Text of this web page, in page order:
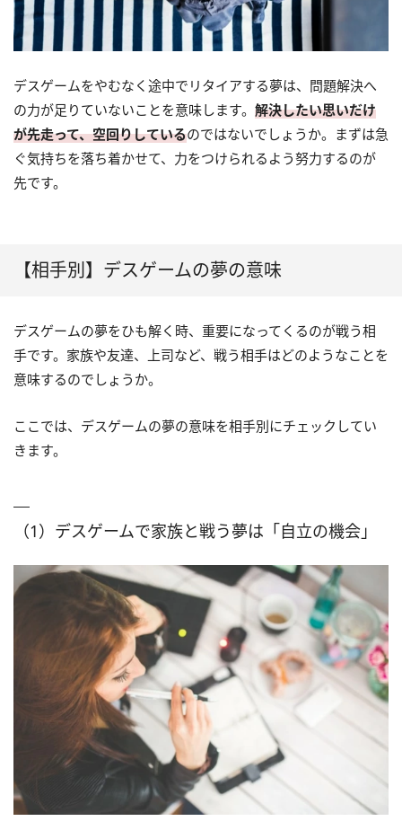
デスゲームをやむなく途中でリタイアする夢は、問題解決へ
の力が足りていないことを意味します。 解決したい思いだけ
が先走って、空回りしているのではないでしょうか。まずは急
ぐ気持ちを落ち着かせて、力をつけられるよう努力するのが
先です。
【相手別】デスゲームの夢の意味
デスゲームの夢をひも解く時、重要になってくるのが戦う相
手です。家族や友達、上司など、戦う相手はどのようなことを
意味するのでしょうか。
ここでは、デスゲームの夢の意味を相手別にチェックしてい
きます。
（1）デスゲームで家族と戦う夢は「自立の機会」